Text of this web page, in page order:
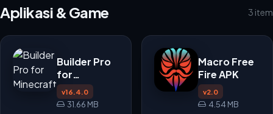
Aplikasi & Game 3 item
Builder Pro
for
Minecraft
PE APK
v16.4.0
31.66 MB
Macro Free
Fire APK
v2.0
4.54 MB